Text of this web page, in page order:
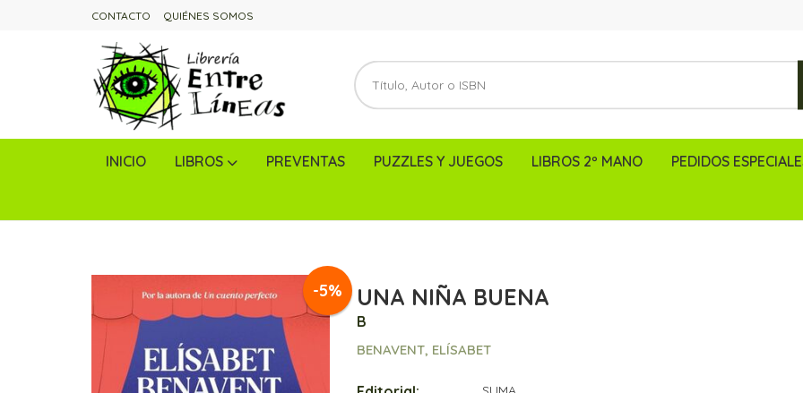
CONTACTO QUIÉNES SOMOS
INICIO LIBROS PREVENTAS PUZZLES Y JUEGOS LIBROS 2º MANO PEDIDOS
-5% UNA NIÑA BUENA
B
BENAVENT, ELÍSABET